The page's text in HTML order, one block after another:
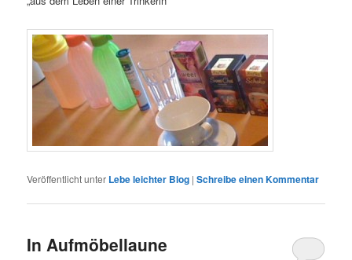
Veröffentlicht unter Lebe leichter Blog |Schreibe einen Kommentar
In Aufmöbellaune